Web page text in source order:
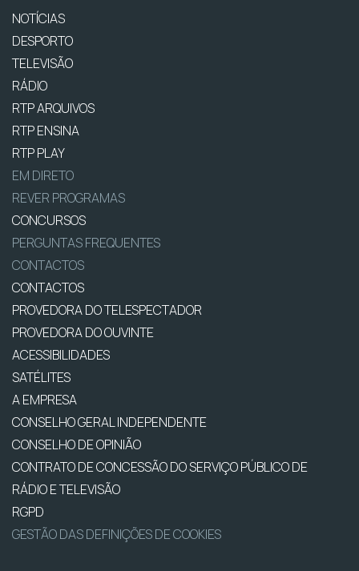
NOTÍCIAS
DESPORTO
TELEVISÃO
RÁDIO
RTP ARQUIVOS
RTP ENSINA
RTP PLAY
EM DIRETO
REVER PROGRAMAS
CONCURSOS
PERGUNTAS FREQUENTES
CONTACTOS
CONTACTOS
PROVEDORA DO TELESPECTADOR
PROVEDORA DO OUVINTE
ACESSIBILIDADES
SATÉLITES
A EMPRESA
CONSELHO GERAL INDEPENDENTE
CONSELHO DE OPINIÃO
CONTRATO DE CONCESSÃO DO SERVIÇO PÚBLICO DE
RÁDIO E TELEVISÃO
RGPD
GESTÃO DAS DEFINIÇÕES DE COOKIES